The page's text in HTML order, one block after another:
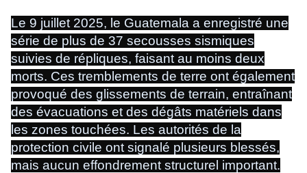
Le 9 juillet 2025, le Guatemala a enregistré une
série de plus de 37 secousses sismiques
suivies de répliques, faisant au moins deux
morts. Ces tremblements de terre ont également
provoqué des glissements de terrain, entraînant
des évacuations et des dégâts matériels dans
les zones touchées. Les autorités de la
protection civile ont signalé plusieurs blessés,
mais aucun effondrement structurel important.